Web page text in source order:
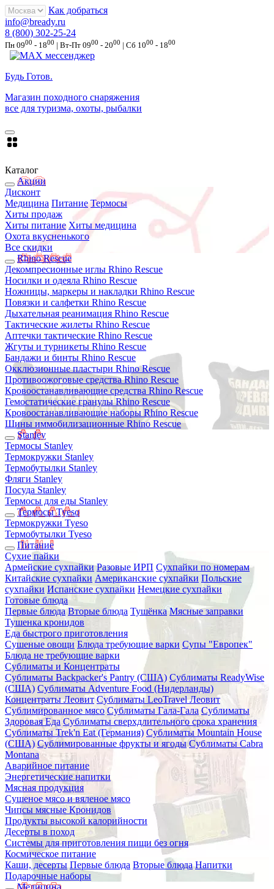
Как добраться
info@bready.ru
8 (800) 302-25-24
Пн 0900 - 1800 | Вт-Пт 0900 - 2000 | Сб 1000 - 1800
Будь Готов.
Магазин походного снаряжения
все для туризма, охоты, рыбалки
Каталог
Акции
Дисконт
Медицина Питание Термосы
Хиты продаж
Хиты питание Хиты медицина
Охота вкусненького
Все скидки
Rhino Rescue
Декомпресионные иглы Rhino Rescue
Носилки и одеяла Rhino Rescue
Ножницы, маркеры и накладки Rhino Rescue
Повязки и салфетки Rhino Rescue
Дыхательная реанимация Rhino Rescue
Тактические жилеты Rhino Rescue
Аптечки тактические Rhino Rescue
Жгуты и турникеты Rhino Rescue
Бандажи и бинты Rhino Rescue
Окклюзионные пластыри Rhino Rescue
Противоожоговые средства Rhino Rescue
Кровоостанавливающие средства Rhino Rescue
Гемостатические гранулы Rhino Rescue
Кровоостанавливающие наборы Rhino Rescue
Шины иммобилизационные Rhino Rescue
Stanley
Термосы Stanley
Термокружки Stanley
Термобутылки Stanley
Фляги Stanley
Посуда Stanley
Термосы для еды Stanley
Термосы Tyeso
Термокружки Tyeso
Термобутылки Tyeso
Питание
Сухие пайки
Армейские сухпайки Разовые ИРП Сухпайки по номерам
Китайские сухпайки Американские сухпайки Польские
сухпайки Испанские сухпайки Немецкие сухпайки
Готовые блюда
Первые блюда Вторые блюда Тушёнка Мясные заправки
Тушенка кронидов
Еда быстрого приготовления
Сушеные овощи Блюда требующие варки Супы "Европек"
Блюда не требующие варки
Сублиматы и Концентраты
Сублиматы Backpacker's Pantry (США) Сублиматы ReadyWise
(США) Сублиматы Adventure Food (Нидерланды)
Концентраты Леовит Сублиматы LeoTravel Леовит
Сублимированное мясо Сублиматы Гала-Гала Сублиматы
Здоровая Еда Сублиматы сверхдлительного срока хранения
Сублиматы Trek'n Eat (Германия) Сублиматы Mountain House
(США) Сублимированные фрукты и ягоды Сублиматы Cabra
Montana
Аварийное питание
Энергетические напитки
Мясная продукция
Сушеное мясо и вяленое мясо
Чипсы мясные Кронидов
Продукты высокой калорийности
Десерты в поход
Системы для приготовления пищи без огня
Космическое питание
Каши, десерты Первые блюда Вторые блюда Напитки
Подарочные наборы